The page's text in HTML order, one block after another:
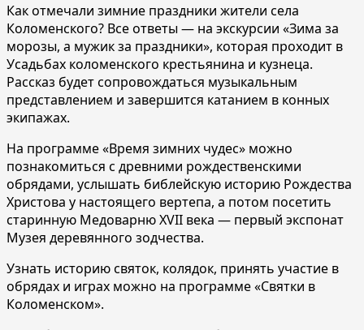
Как отмечали зимние праздники жители села
Коломенского? Все ответы — на экскурсии «Зима за
морозы, а мужик за праздники», которая проходит в
Усадьбах коломенского крестьянина и кузнеца.
Рассказ будет сопровождаться музыкальным
представлением и завершится катанием в конных
экипажах.
На программе «Время зимних чудес» можно
познакомиться с древними рождественскими
обрядами, услышать библейскую историю Рождества
Христова у настоящего вертепа, а потом посетить
старинную Медоварню XVII века — первый экспонат
Музея деревянного зодчества.
Узнать историю святок, колядок, принять участие в
обрядах и играх можно на программе «Святки в
Коломенском».